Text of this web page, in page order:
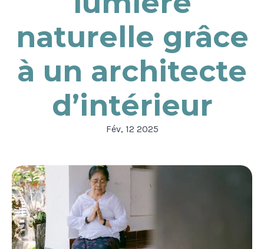
naturelle grâce
à un architecte
d’intérieur
Fév, 12 2025